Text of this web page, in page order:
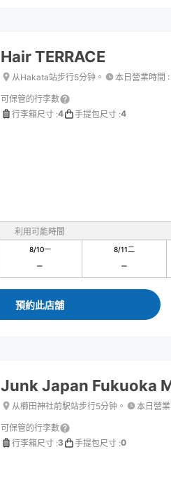
Hair TERRACE
从Hakata站步行5分钟。 本日營業時間 :
可保管的行李數
行李箱尺寸 :4 手提包尺寸 :4
利用可能時間
8/10一 8/11二
預約此店舖
Junk Japan Fukuoka
从櫛田神社前駅站步行5分钟。 本日營
可保管的行李數
行李箱尺寸 :3 手提包尺寸 :0